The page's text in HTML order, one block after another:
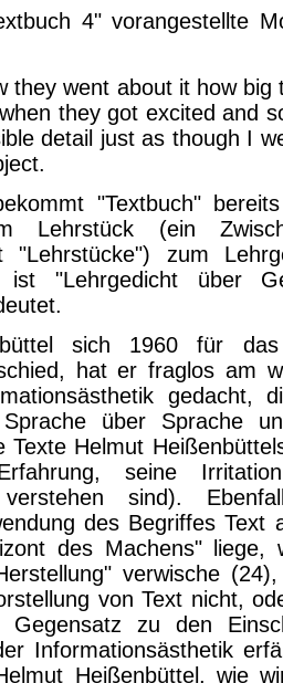
4" vorangestellte
they went about it how big
they got excited and
detail just as though I
"Textbuch"
Lehrstück (ein
"Lehrstücke") zum
ist "Lehrgedicht über
sich 1960 für das
hat er fraglos am
gedacht,
über Sprache
Texte Helmut
seine
sind).
des Begriffes Text
des Machens" liege,
verwische
von Text nicht,
zu den
Informationsästhetik
Heißenbüttel, wie